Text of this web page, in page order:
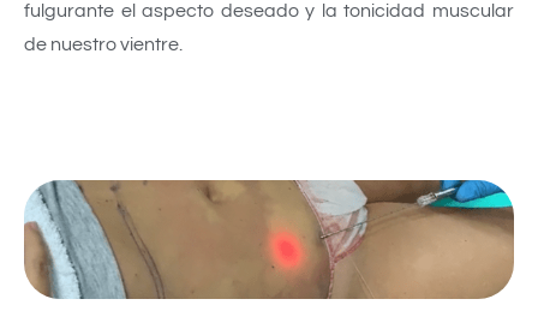
fulgurante el aspecto deseado y la tonicidad muscular
de nuestro vientre.